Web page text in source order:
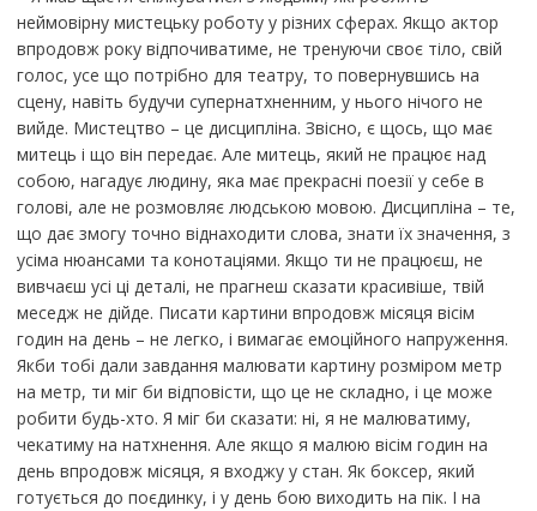
неймовірну мистецьку роботу у різних сферах. Якщо актор
впродовж року відпочиватиме, не тренуючи своє тіло, свій
голос, усе що потрібно для театру, то повернувшись на
сцену, навіть будучи супернатхненним, у нього нічого не
вийде. Мистецтво – це дисципліна. Звісно, є щось, що має
митець і що він передає. Але митець, який не працює над
собою, нагадує людину, яка має прекрасні поезії у себе в
голові, але не розмовляє людською мовою. Дисципліна – те,
що дає змогу точно віднаходити слова, знати їх значення, з
усіма нюансами та конотаціями. Якщо ти не працюєш, не
вивчаєш усі ці деталі, не прагнеш сказати красивіше, твій
меседж не дійде. Писати картини впродовж місяця вісім
годин на день – не легко, і вимагає емоційного напруження.
Якби тобі дали завдання малювати картину розміром метр
на метр, ти міг би відповісти, що це не складно, і це може
робити будь-хто. Я міг би сказати: ні, я не малюватиму,
чекатиму на натхнення. Але якщо я малюю вісім годин на
день впродовж місяця, я входжу у стан. Як боксер, який
готується до поєдинку, і у день бою виходить на пік. І на